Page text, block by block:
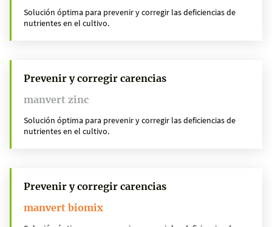
Solución óptima para prevenir y corregir las deficiencias de
nutrientes en el cultivo.
Prevenir y corregir carencias
manvert zinc
Solución óptima para prevenir y corregir las deficiencias de
nutrientes en el cultivo.
Prevenir y corregir carencias
manvert biomix